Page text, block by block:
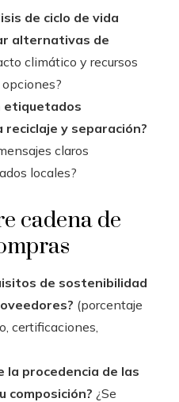
de ciclo de vida
alternativas de
climático y recursos
etiquetados
y separación?
claros
locales?
cadena de
de sostenibilidad
(porcentaje
certificaciones,
la procedencia de las
composición? ¿Se